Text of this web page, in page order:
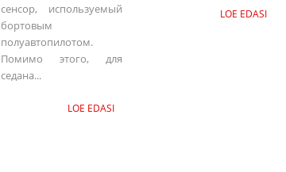
сенсор, используемый
бортовым
полуавтопилотом.
Помимо этого, для
седана...
LOE EDASI
LOE EDASI